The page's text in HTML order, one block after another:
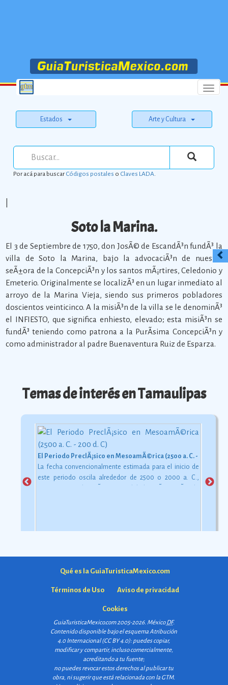
Menu
Estados Arte y Cultura
Por acá para buscarCódigos postales o Claves LADA.
Soto la Marina.
El 3 de Septiembre de 1750, don JosÃ© de EscandÃ³n fundÃ³ la
villa de Soto la Marina, bajo la advocaciÃ³n de nuestra
seÃ±ora de la ConcepciÃ³n y los santos mÃ¡rtires, Celedonio y
Emeterio. Originalmente se localizÃ³ en un lugar inmediato al
arroyo de la Marina Vieja, siendo sus primeros pobladores
doscientos veinticinco. A la misiÃ³n de la villa se le denominÃ³
el INFIESTO, que significa enhiesto, elevado; esta misiÃ³n se
fundÃ³ teniendo como patrona a la PurÃ­sima ConcepciÃ³n y
como administrador al padre Buenaventura Ruiz de Esparza.
Temas de interés en Tamaulipas
El Periodo PreclÃ¡sico en MesoamÃ©rica (2500 a. C. - 200 d. C)
La fecha convencionalmente estimada para el inicio de
este periodo oscila alrededor de 2500 o 2000 a. C.,
Qué es la GuiaTuristicaMexico.com
Términos de Uso Aviso de privacidad
Cookies
GuiaTuristicaMexico.com 2005-2026. MéxicoDF.
Contenido disponible bajo el esquemaAtribución
4.0 Internacional (CC BY 4.0): puedes copiar,
modificar y compartir, incluso comercialmente,
acreditando a tu fuente;
no puedes revocar estos derechos al publicar tu
obra, ni sugerir que está relacionada con la GTM.